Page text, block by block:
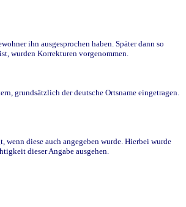
ihn ausgesprochen haben. Später dann so
wurden Korrekturen vorgenommen.
grundsätzlich der deutsche Ortsname eingetragen.
diese auch angegeben wurde. Hierbei wurde
dieser Angabe ausgehen.